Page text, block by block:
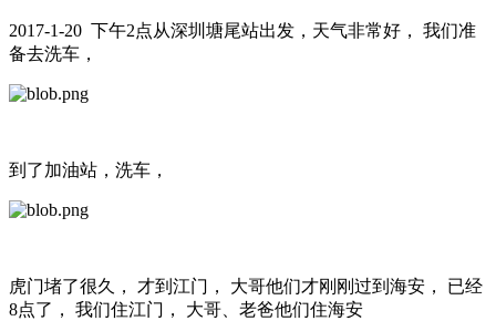
2017-1-20 下午2点从深圳塘尾站出发，天气非常好， 我们准
备去洗车，
到了加油站，洗车，
虎门堵了很久， 才到江门， 大哥他们才刚刚过到海安， 已经
8点了， 我们住江门， 大哥、老爸他们住海安